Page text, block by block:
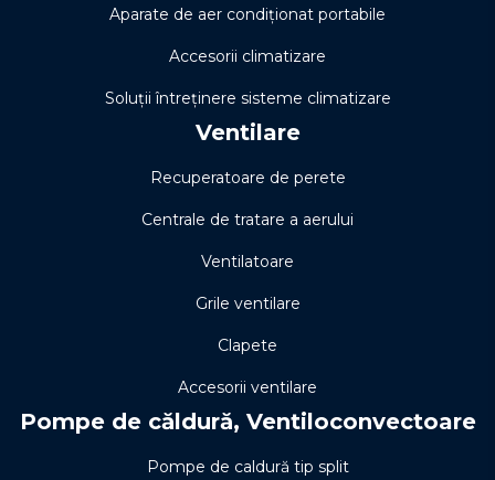
Aparate de aer condiționat portabile
Accesorii climatizare
Soluţii întreţinere sisteme climatizare
Ventilare
Recuperatoare de perete
Centrale de tratare a aerului
Ventilatoare
Grile ventilare
Clapete
Accesorii ventilare
Pompe de căldură, Ventiloconvectoare
Pompe de caldură tip split